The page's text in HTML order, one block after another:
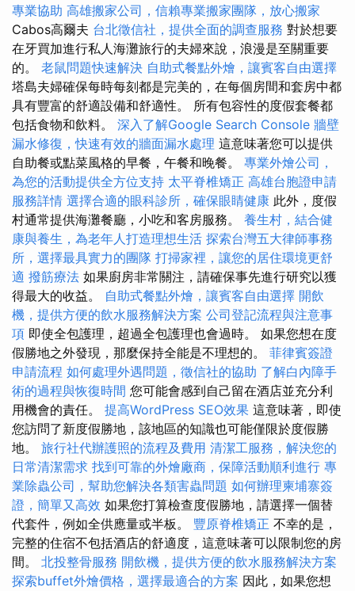
專業協助 高雄搬家公司，信賴專業搬家團隊，放心搬家
Cabos高爾夫 台北徵信社，提供全面的調查服務 對於想要
在牙買加進行私人海灘旅行的夫婦來說，浪漫是至關重要
的。 老鼠問題快速解決 自助式餐點外燴，讓賓客自由選擇
塔島夫婦確保每時每刻都是完美的，在每個房間和套房中都
具有豐富的舒適設備和舒適性。 所有包容性的度假套餐都
包括食物和飲料。 深入了解Google Search Console 牆壁
漏水修復，快速有效的牆面漏水處理 這意味著您可以提供
自助餐或點菜風格的早餐，午餐和晚餐。 專業外燴公司，
為您的活動提供全方位支持 太平脊椎矯正 高雄台胞證申請
服務詳情 選擇合適的眼科診所，確保眼睛健康 此外，度假
村通常提供海灘餐廳，小吃和客房服務。 養生村，結合健
康與養生，為老年人打造理想生活 探索台灣五大律師事務
所，選擇最具實力的團隊 打掃家裡，讓您的居住環境更舒
適 撥筋療法 如果廚房非常關注，請確保事先進行研究以獲
得最大的收益。 自助式餐點外燴，讓賓客自由選擇 開飲
機，提供方便的飲水服務解決方案 公司登記流程與注意事
項 即使全包護理，超過全包護理也會過時。 如果您想在度
假勝地之外發現，那麼保持全能是不理想的。 菲律賓簽證
申請流程 如何處理外遇問題，徵信社的協助 了解白內障手
術的過程與恢復時間 您可能會感到自己留在酒店並充分利
用機會的責任。 提高WordPress SEO效果 這意味著，即使
您訪問了新度假勝地，該地區的知識也可能僅限於度假勝
地。 旅行社代辦護照的流程及費用 清潔工服務，解決您的
日常清潔需求 找到可靠的外燴廠商，保障活動順利進行 專
業除蟲公司，幫助您解決各類害蟲問題 如何辦理柬埔寨簽
證，簡單又高效 如果您打算檢查度假勝地，請選擇一個替
代套件，例如全供應量或半板。 豐原脊椎矯正 不幸的是，
完整的住宿不包括酒店的舒適度，這意味著可以限制您的房
間。 北投整骨服務 開飲機，提供方便的飲水服務解決方案
探索buffet外燴價格，選擇最適合的方案 因此，如果您想